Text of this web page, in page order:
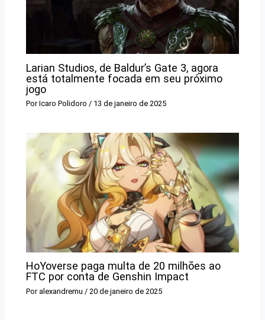
Larian Studios, de Baldur’s Gate 3, agora
está totalmente focada em seu próximo
jogo
PorIcaro Polidoro / 13 de janeiro de 2025
HoYoverse paga multa de 20 milhões ao
FTC por conta de Genshin Impact
Por alexandremu / 20 de janeiro de 2025